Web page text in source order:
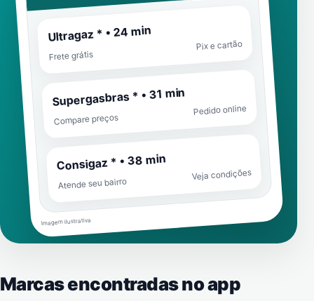
Ultragaz * • 24 min
Frete grátis
Pix e cartão
Supergasbras * • 31 min
Compare preços
Pedido online
Consigaz * • 38 min
Atende seu bairro
Veja condições
Imagem ilustrativa
Marcas encontradas no app